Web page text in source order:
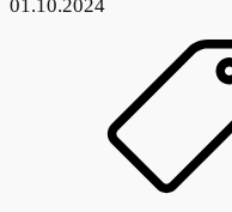
01.10.2024